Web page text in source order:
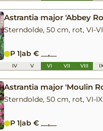
Astrantia major 'Abbey
Sterndolde, 50 cm, rot, VI-
P 1|ab € __,__
IV V VI VII VIII
Astrantia major 'Moulin
Sterndolde, 50 cm, rot, VI-IX
P 1|ab € __,__